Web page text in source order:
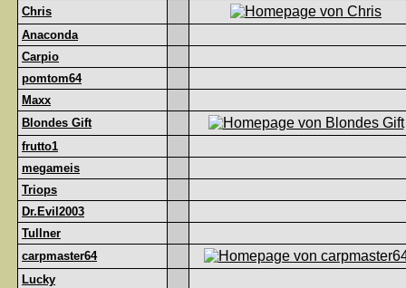
Chris
Anaconda
Carpio
pomtom64
Maxx
Blondes Gift
frutto1
megameis
Triops
Dr.Evil2003
Tullner
carpmaster64
Lucky